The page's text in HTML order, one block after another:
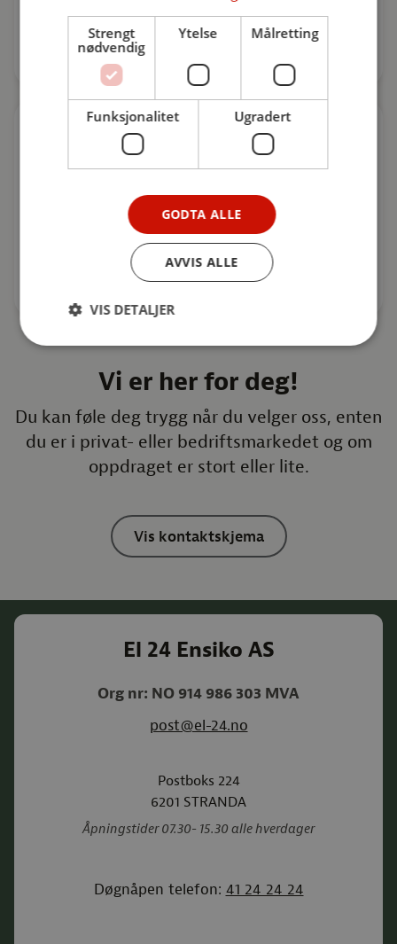
6240 Ørskog
Kontaktskjema
Fyll ut skjema
Vi er her for deg!
Du kan føle deg trygg når du velger oss, enten
du er i privat- eller bedriftsmarkedet og om
oppdraget er stort eller lite.
Vis kontaktskjema
El 24 Ensiko AS
Org nr: NO 914 986 303 MVA
post@el-24.no
Postboks 224
6201 STRANDA
Åpningstider 07.30- 15.30 alle hverdager
Døgnåpen telefon: 41 24 24 24
Strengt
nødvendig
Ytelse Målretting
Funksjonalitet Ugradert
GODTA ALLE
AVVIS ALLE
VIS DETALJER